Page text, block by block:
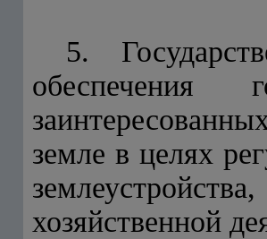
5.
обеспечения
земле в целях
хозяйственной